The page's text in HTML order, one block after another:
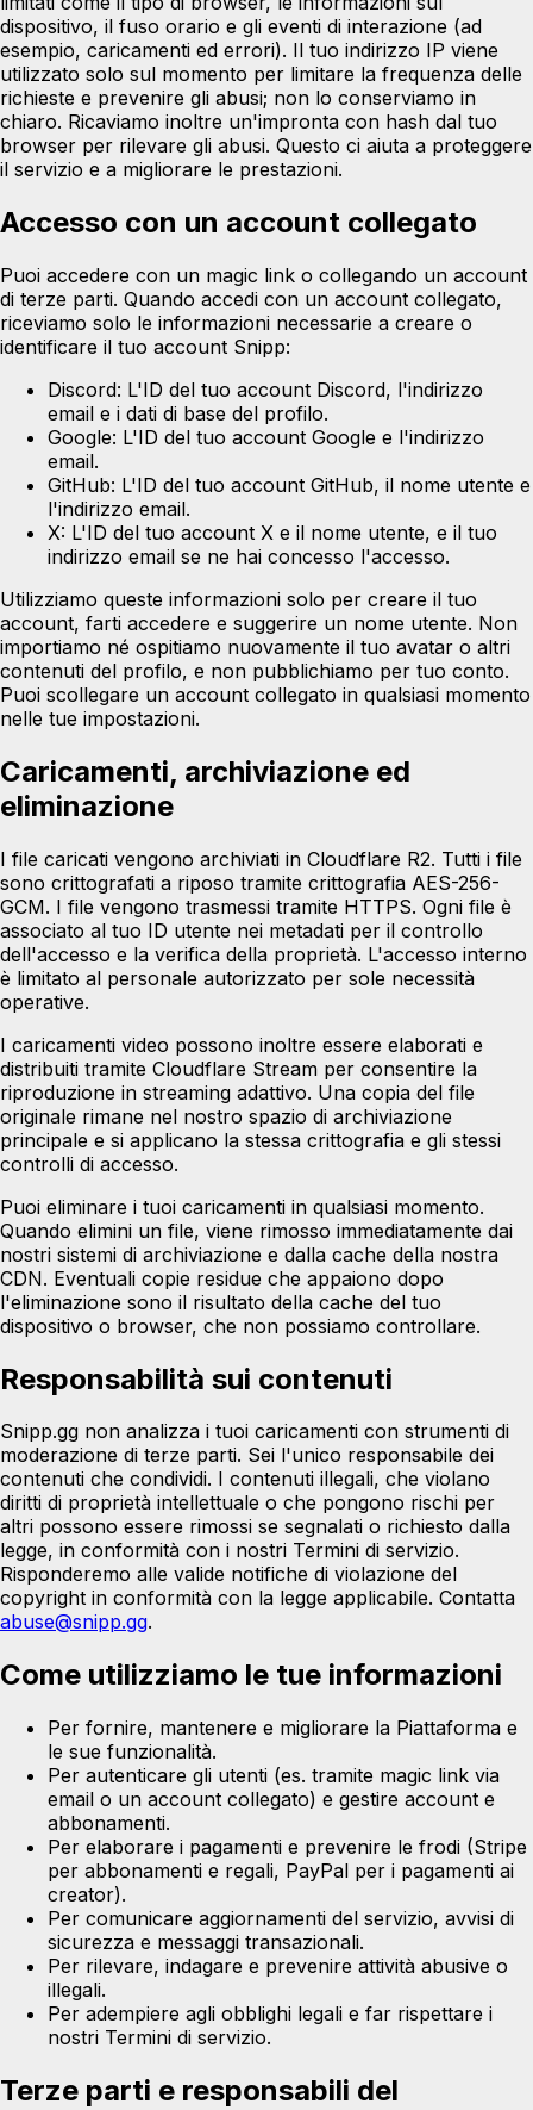
dispositivo, il fuso orario e gli eventi di interazione (ad
esempio, caricamenti ed errori). Il tuo indirizzo IP viene
utilizzato solo sul momento per limitare la frequenza delle
richieste e prevenire gli abusi; non lo conserviamo in
chiaro. Ricaviamo inoltre un'impronta con hash dal tuo
browser per rilevare gli abusi. Questo ci aiuta a proteggere
il servizio e a migliorare le prestazioni.
Accesso con un account collegato
Puoi accedere con un magic link o collegando un account
di terze parti. Quando accedi con un account collegato,
riceviamo solo le informazioni necessarie a creare o
identificare il tuo account Snipp:
Discord: L'ID del tuo account Discord, l'indirizzo
email e i dati di base del profilo.
Google: L'ID del tuo account Google e l'indirizzo
email.
GitHub: L'ID del tuo account GitHub, il nome utente e
l'indirizzo email.
X: L'ID del tuo account X e il nome utente, e il tuo
indirizzo email se ne hai concesso l'accesso.
Utilizziamo queste informazioni solo per creare il tuo
account, farti accedere e suggerire un nome utente. Non
importiamo né ospitiamo nuovamente il tuo avatar o altri
contenuti del profilo, e non pubblichiamo per tuo conto.
Puoi scollegare un account collegato in qualsiasi momento
nelle tue impostazioni.
Caricamenti, archiviazione ed
eliminazione
I file caricati vengono archiviati in Cloudflare R2. Tutti i file
sono crittografati a riposo tramite crittografia AES-256-
GCM. I file vengono trasmessi tramite HTTPS. Ogni file è
associato al tuo ID utente nei metadati per il controllo
dell'accesso e la verifica della proprietà. L'accesso interno
è limitato al personale autorizzato per sole necessità
operative.
I caricamenti video possono inoltre essere elaborati e
distribuiti tramite Cloudflare Stream per consentire la
riproduzione in streaming adattivo. Una copia del file
originale rimane nel nostro spazio di archiviazione
principale e si applicano la stessa crittografia e gli stessi
controlli di accesso.
Puoi eliminare i tuoi caricamenti in qualsiasi momento.
Quando elimini un file, viene rimosso immediatamente dai
nostri sistemi di archiviazione e dalla cache della nostra
CDN. Eventuali copie residue che appaiono dopo
l'eliminazione sono il risultato della cache del tuo
dispositivo o browser, che non possiamo controllare.
Responsabilità sui contenuti
Snipp.gg non analizza i tuoi caricamenti con strumenti di
moderazione di terze parti. Sei l'unico responsabile dei
contenuti che condividi. I contenuti illegali, che violano
diritti di proprietà intellettuale o che pongono rischi per
altri possono essere rimossi se segnalati o richiesto dalla
legge, in conformità con i nostri Termini di servizio.
Risponderemo alle valide notifiche di violazione del
copyright in conformità con la legge applicabile. Contatta
abuse@snipp.gg.
Come utilizziamo le tue informazioni
Per fornire, mantenere e migliorare la Piattaforma e
le sue funzionalità.
Per autenticare gli utenti (es. tramite magic link via
email o un account collegato) e gestire account e
abbonamenti.
Per elaborare i pagamenti e prevenire le frodi (Stripe
per abbonamenti e regali, PayPal per i pagamenti ai
creator).
Per comunicare aggiornamenti del servizio, avvisi di
sicurezza e messaggi transazionali.
Per rilevare, indagare e prevenire attività abusive o
illegali.
Per adempiere agli obblighi legali e far rispettare i
nostri Termini di servizio.
Terze parti e responsabili del